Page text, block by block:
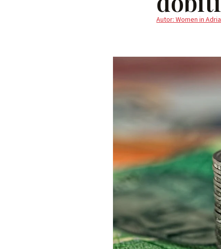
Autor: Women in Adria